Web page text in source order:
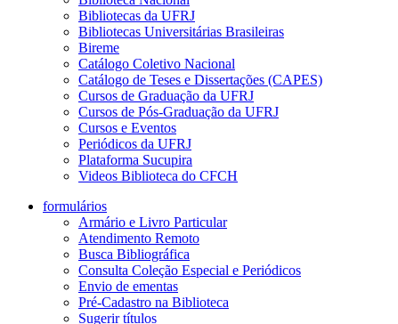
Bibliotecas da UFRJ
Bibliotecas Universitárias Brasileiras
Bireme
Catálogo Coletivo Nacional
Catálogo de Teses e Dissertações (CAPES)
Cursos de Graduação da UFRJ
Cursos de Pós-Graduação da UFRJ
Cursos e Eventos
Periódicos da UFRJ
Plataforma Sucupira
Videos Biblioteca do CFCH
formulários
Armário e Livro Particular
Atendimento Remoto
Busca Bibliográfica
Consulta Coleção Especial e Periódicos
Envio de ementas
Pré-Cadastro na Biblioteca
Sugerir títulos